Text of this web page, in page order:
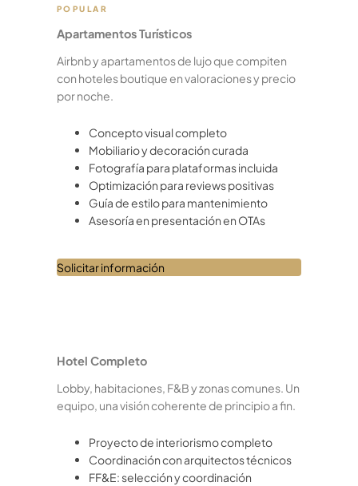
POPULAR
Apartamentos Turísticos
Airbnb y apartamentos de lujo que compiten
con hoteles boutique en valoraciones y precio
por noche.
Concepto visual completo
Mobiliario y decoración curada
Fotografía para plataformas incluida
Optimización para reviews positivas
Guía de estilo para mantenimiento
Asesoría en presentación en OTAs
Solicitar información
Hotel Completo
Lobby, habitaciones, F&B y zonas comunes. Un
equipo, una visión coherente de principio a fin.
Proyecto de interiorismo completo
Coordinación con arquitectos técnicos
FF&E: selección y coordinación